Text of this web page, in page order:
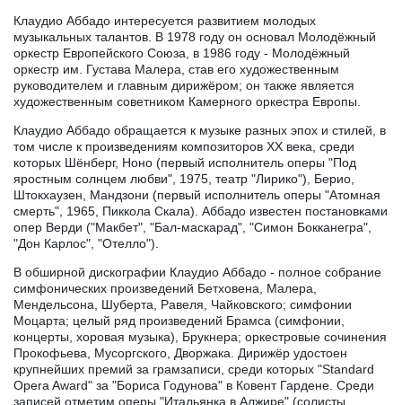
Клаудио Аббадо интересуется развитием молодых
музыкальных талантов. В 1978 году он основал Молодёжный
оркестр Европейского Союза, в 1986 году - Молодёжный
оркестр им. Густава Малера, став его художественным
руководителем и главным дирижёром; он также является
художественным советником Камерного оркестра Европы.
Клаудио Аббадо обращается к музыке разных эпох и стилей, в
том числе к произведениям композиторов XX века, среди
которых Шёнберг, Ноно (первый исполнитель оперы "Под
яростным солнцем любви", 1975, театр "Лирико"), Берио,
Штокхаузен, Мандзони (первый исполнитель оперы "Атомная
смерть", 1965, Пиккола Скала). Аббадо известен постановками
опер Верди ("Макбет", "Бал-маскарад", "Симон Бокканегра",
"Дон Карлос", "Отелло").
В обширной дискографии Клаудио Аббадо - полное собрание
симфонических произведений Бетховена, Малера,
Мендельсона, Шуберта, Равеля, Чайковского; симфонии
Моцарта; целый ряд произведений Брамса (симфонии,
концерты, хоровая музыка), Брукнера; оркестровые сочинения
Прокофьева, Мусоргского, Дворжака. Дирижёр удостоен
крупнейших премий за грамзаписи, среди которых "Standard
Opera Award" за "Бориса Годунова" в Ковент Гардене. Среди
записей отметим оперы "Итальянка в Алжире" (солисты